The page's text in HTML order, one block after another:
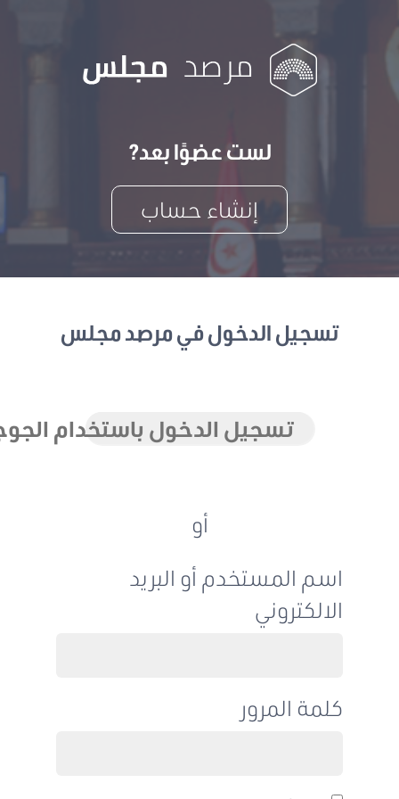
لست عضوًا بعد?
إنشاء حساب
تسجيل الدخول في مرصد مجلس
تسجيل الدخول باستخدام الجوجل
اسم المستخدم أو البريد
الالكتروني
كلمة المرور